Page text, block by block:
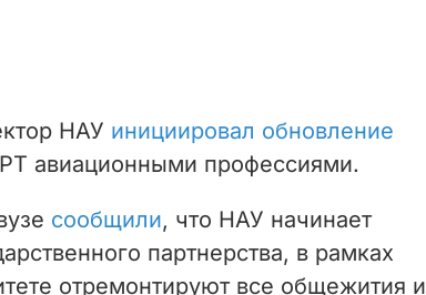
НАУ инициировал обновление
авиационными профессиями.
сообщили, что НАУ начинает
партнерства, в рамках
отремонтируют все общежития и